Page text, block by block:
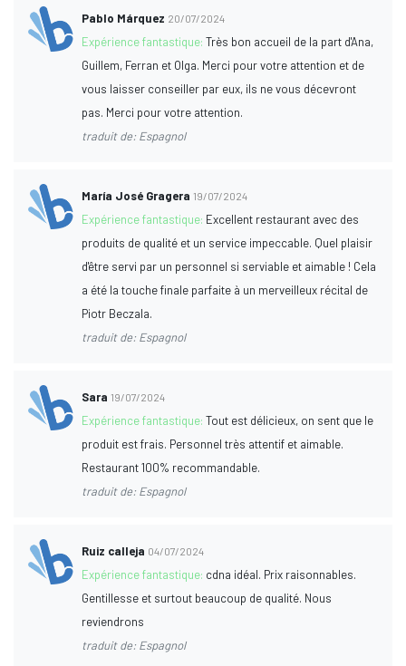
Pablo Márquez 20/07/2024
Expérience fantastique:Très bon accueil de la part d'Ana,
Guillem, Ferran et Olga. Merci pour votre attention et de
vous laisser conseiller par eux, ils ne vous décevront
pas. Merci pour votre attention.
traduit de: Espagnol
María José Gragera 19/07/2024
Expérience fantastique: Excellent restaurant avec des
produits de qualité et un service impeccable. Quel plaisir
d'être servi par un personnel si serviable et aimable ! Cela
a été la touche finale parfaite à un merveilleux récital de
Piotr Beczala.
traduit de: Espagnol
Sara 19/07/2024
Expérience fantastique:Tout est délicieux, on sent que le
produit est frais. Personnel très attentif et aimable.
Restaurant 100% recommandable.
traduit de: Espagnol
Ruiz calleja 04/07/2024
Expérience fantastique: cdna idéal. Prix raisonnables.
Gentillesse et surtout beaucoup de qualité. Nous
reviendrons
traduit de: Espagnol